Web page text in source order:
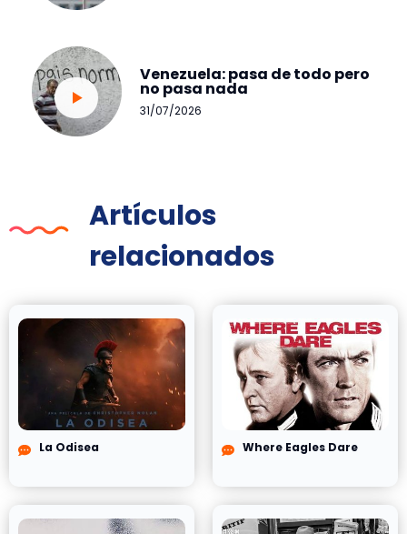
Venezuela: pasa de todo pero
no pasa nada
31/07/2026
Artículos
relacionados
La Odisea Where Eagles Dare